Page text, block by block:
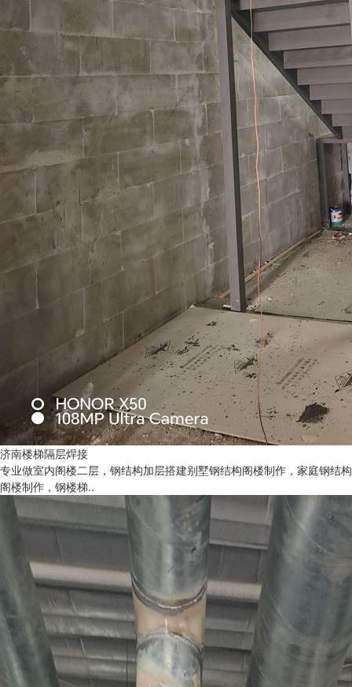
济南楼梯隔层焊接
专业做室内阁楼二层，钢结构加层搭建别墅钢结构阁楼制作，家庭钢结构
阁楼制作，钢楼梯..